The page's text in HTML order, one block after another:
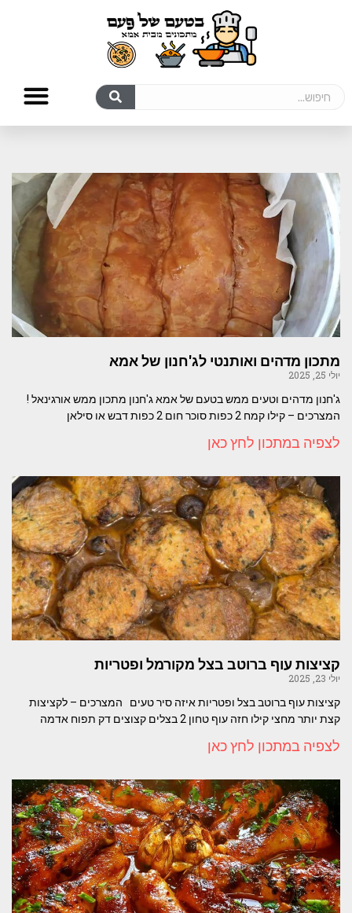
מתכונים לכבוד שבת
מתכון מדהים ואותנטי לג'חנון של אמא
יולי 25, 2025
ג'חנון מדהים וטעים ממש בטעם של אמא ג'חנון מתכון ממש אורגינאל !
המצרכים – קילו קמח 2 כפות סוכר חום 2 כפות דבש או סילאן
לצפיה במתכון לחץ כאן
קציצות עוף ברוטב בצל מקורמל ופטריות
יולי 23, 2025
קציצות עוף ברוטב בצל ופטריות איזה סיר טעים המצרכים – לקציצות
קצת יותר מחצי קילו חזה עוף טחון 2 בצלים קצוצים דק תפוח אדמה
לצפיה במתכון לחץ כאן